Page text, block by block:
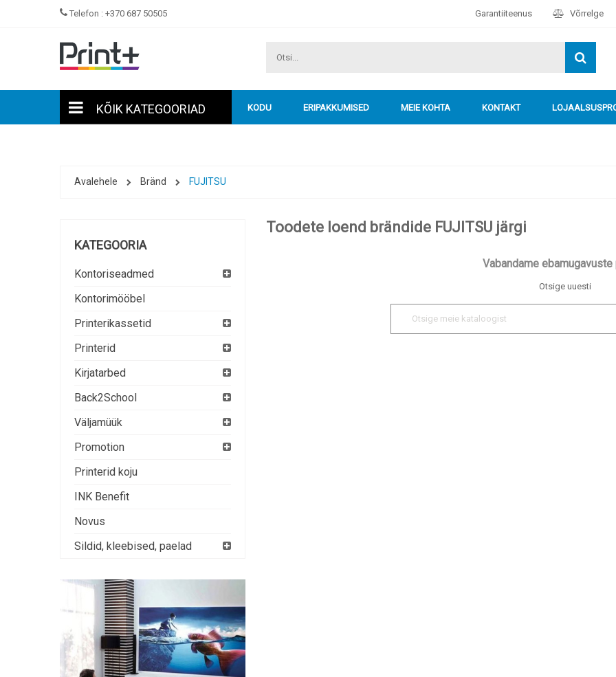
Telefon : +370 687 50505 Garantiiteenus Võrrelge
KÕIK KATEGOORIAD KODU ERIPAKKUMISED MEIE KOHTA KONTAKT
Avalehele Bränd FUJITSU
KATEGOORIA
Kontoriseadmed
Kontorimööbel
Printerikassetid
Printerid
Kirjatarbed
Back2School
Väljamüük
Promotion
Printerid koju
INK Benefit
Novus
Sildid, kleebised, paelad
Toodete loend brändide FUJITSU järgi
Vabandame ebamugavuste
Otsige uuesti